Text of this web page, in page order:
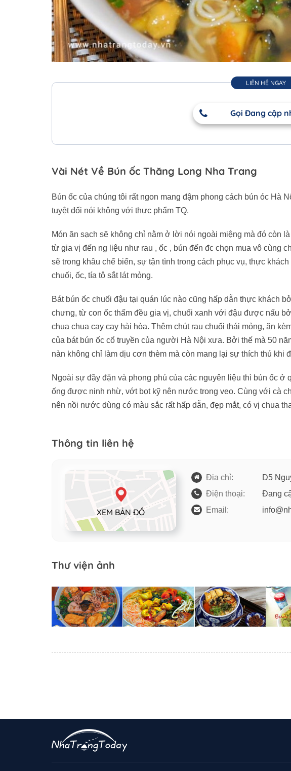
LIÊN HỆ NGAY
Gọi Đang cập
Vài Nét Về Bún ốc Thăng Long Nha Trang
Bún ốc của chúng tôi rất ngon mang đậm phong cách bún óc Hà
tuyệt đối nói không với thực phẩm TQ.
Món ăn sạch sẽ không chỉ nằm ở lời nói ngoài miệng mà đó còn
từ gia vị đến ng liệu như rau , ốc , bún đến đc chọn mua vô cùng
sẽ trong khâu chế biến, sự tận tình trong cách phục vụ, thực
chuối, ốc, tía tô sắt lát mỏng.
Bát bún ốc chuối đậu tại quán lúc nào cũng hấp dẫn thực khách
chưng, từ con ốc thấm đều gia vị, chuối xanh với đậu được nấu
chua chua cay cay hài hòa. Thêm chút rau chuối thái mỏng, ăn
của bát bún ốc cổ truyền của người Hà Nội xưa. Bởi thế mà 50
nàn không chỉ làm dịu cơn thèm mà còn mang lại sự thích thú khi
Ngoài sự đầy đặn và phong phú của các nguyên liệu thì bún ốc
ống được ninh nhừ, vớt bọt kỹ nên nước trong veo. Cùng với cà
nên nồi nước dùng có màu sắc rất hấp dẫn, đẹp mắt, có vị chua
Thông tin liên hệ
XEM BẢN ĐỒ
Địa chỉ:
D5
Điện thoại:
Đang
Email:
Thư viện ảnh